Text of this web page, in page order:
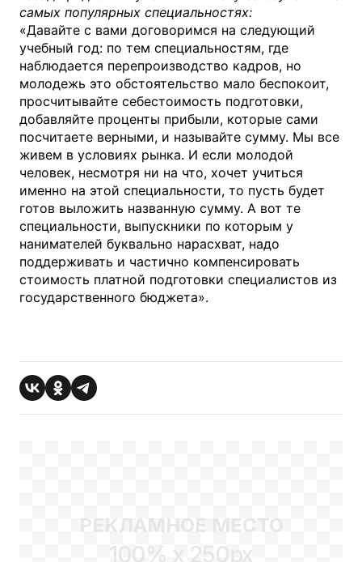
самых популярных специальностях:
«Давайте с вами договоримся на следующий
учебный год: по тем специальностям, где
наблюдается перепроизводство кадров, но
молодежь это обстоятельство мало беспокоит,
просчитывайте себестоимость подготовки,
добавляйте проценты прибыли, которые сами
посчитаете верными, и называйте сумму. Мы все
живем в условиях рынка. И если молодой
человек, несмотря ни на что, хочет учиться
именно на этой специальности, то пусть будет
готов выложить названную сумму. А вот те
специальности, выпускники по которым у
нанимателей буквально нарасхват, надо
поддерживать и частично компенсировать
стоимость платной подготовки специалистов из
государственного бюджета».
РЕКЛАМНОЕ МЕСТО
100% x 250px